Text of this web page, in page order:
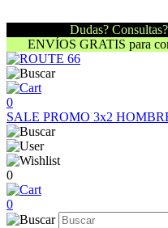
Dudas?
ENVÍOS GRATIS para
0
SALE PROMO 3x2
0
0